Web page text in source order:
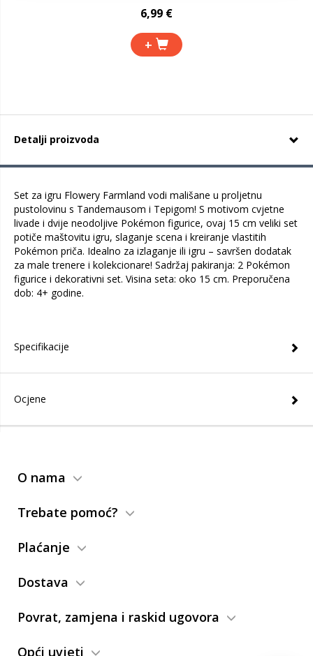
6,99 €
+
Detalji proizvoda
Set za igru Flowery Farmland vodi mališane u proljetnu
pustolovinu s Tandemausom i Tepigom! S motivom cvjetne
livade i dvije neodoljive Pokémon figurice, ovaj 15 cm veliki set
potiče maštovitu igru, slaganje scena i kreiranje vlastitih
Pokémon priča. Idealno za izlaganje ili igru – savršen dodatak
za male trenere i kolekcionare! Sadržaj pakiranja: 2 Pokémon
figurice i dekorativni set. Visina seta: oko 15 cm. Preporučena
dob: 4+ godine.
Specifikacije
Ocjene
O nama
Trebate pomoć?
Plaćanje
Dostava
Povrat, zamjena i raskid ugovora
Opći uvjeti